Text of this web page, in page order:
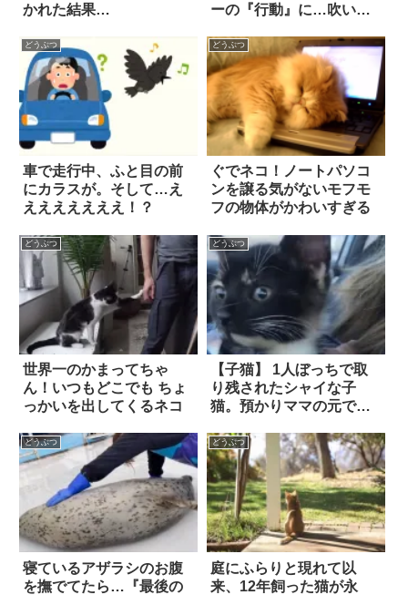
かれた結果…
ーの『行動』に…吹い
どうぶつ
車で走行中、ふと目の前
にカラスが。そして…え
えええええええ！？
どうぶつ
ぐでネコ！ノートパソコ
ンを譲る気がないモフモ
フの物体がかわいすぎる
どうぶつ
世界一のかまってちゃ
ん！いつもどこでも ちょ
っかいを出してくるネコ
どうぶつ
【子猫】 1人ぼっちで取
り残されたシャイな子
猫。預かりママの元で甘
「生涯のお家」を手にい
れた
どうぶつ
寝ているアザラシのお腹
を撫でてたら…『最後の
どうぶつ
庭にふらりと現れて以
来、12年飼った猫が永